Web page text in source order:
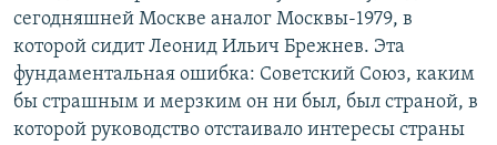
сегодняшней Москве аналог Москвы-1979, в
которой сидит Леонид Ильич Брежнев. Эта
фундаментальная ошибка: Советский Союз, каким
бы страшным и мерзким он ни был, был страной, в
которой руководство отстаивало интересы страны